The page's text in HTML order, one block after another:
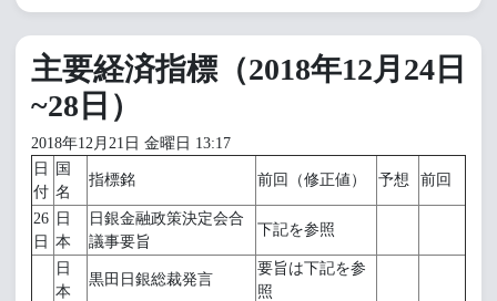
主要経済指標（2018年12月24日
~28日）
2018年12月21日 金曜日 13:17
日
付
国
名
指標銘 前回（修正値） 予想 前回
26
日
日
本
日銀金融政策決定会合
議事要旨
下記を参照
日
本
黒田日銀総裁発言
要旨は下記を参
照